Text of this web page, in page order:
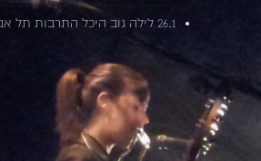
26.1 לילה גוב היכל התרבות תל אביב